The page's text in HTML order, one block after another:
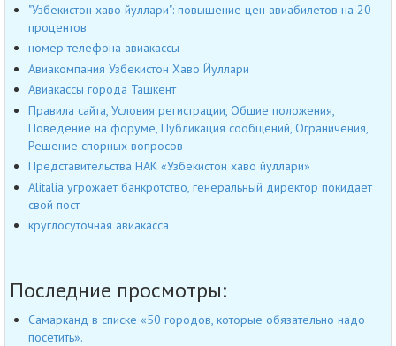
"Узбекистон хаво йуллари": повышение цен авиабилетов на 20
процентов
номер телефона авиакассы
Авиакомпания Узбекистон Хаво Йуллари
Авиакассы города Ташкент
Правила сайта, Условия регистрации, Общие положения,
Поведение на форуме, Публикация сообщений, Ограничения,
Решение спорных вопросов
Представительства НАК «Узбекистон хаво йуллари»
Alitalia угрожает банкротство, генеральный директор покидает
свой пост
круглосуточная авиакасса
Последние просмотры:
Самарканд в списке «50 городов, которые обязательно надо
посетить».